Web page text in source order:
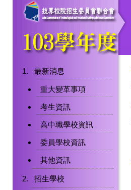
最新消息
重大變革事項
考生資訊
高中職學校資訊
委員學校資訊
其他資訊
招生學校